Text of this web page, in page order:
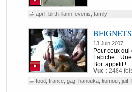
april, birth, ilann, events family
13 Juin 2007
Pour ceux qui
Labiche...
Bon appetit !
Vue : 2484
food, france, gag, hanouka, humour, juif,